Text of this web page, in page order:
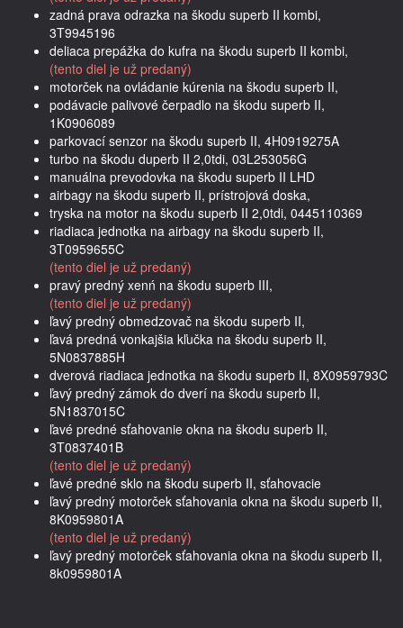
zadná prava odrazka na škodu superb II kombi,
3T9945196
deliaca prepážka do kufra na škodu superb II kombi,
(tento diel je už predaný)
motorček na ovládanie kúrenia na škodu superb II,
podávacie palivové čerpadlo na škodu superb II,
1K0906089
parkovací senzor na škodu superb II, 4H0919275A
turbo na škodu duperb II 2,0tdi, 03L253056G
manuálna prevodovka na škodu superb II LHD
airbagy na škodu superb II, prístrojová doska,
tryska na motor na škodu superb II 2,0tdi, 0445110369
riadiaca jednotka na airbagy na škodu superb II,
3T0959655C
(tento diel je už predaný)
pravý predný xenń na škodu superb III,
(tento diel je už predaný)
ľavý predný obmedzovač na škodu superb II,
ľavá predná vonkajšia kľučka na škodu superb II,
5N0837885H
dverová riadiaca jednotka na škodu superb II, 8X0959793C
ľavý predný zámok do dverí na škodu superb II,
5N1837015C
ľavé predné sťahovanie okna na škodu superb II,
3T0837401B
(tento diel je už predaný)
ľavé predné sklo na škodu superb II, sťahovacie
ľavý predný motorček sťahovania okna na škodu superb II,
8K0959801A
(tento diel je už predaný)
ľavý predný motorček sťahovania okna na škodu superb II,
8k0959801A